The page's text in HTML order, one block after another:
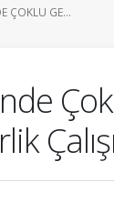
ÇOKLU GE...